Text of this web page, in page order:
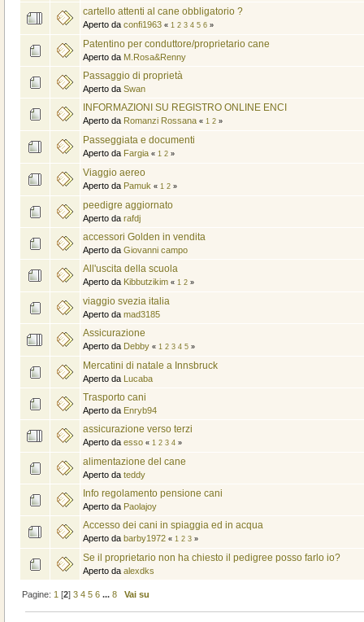
cartello attenti al cane obbligatorio ?
Aperto da confi1963 « 1 2 3 4 5 6»
Patentino per conduttore/proprietario cane
Aperto da M.Rosa&Renny
Passaggio di proprietà
Aperto da Swan
INFORMAZIONI SU REGISTRO ONLINE ENCI
Aperto da Romanzi Rossana « 1 2»
Passeggiata e documenti
Aperto da Fargia « 1 2»
Viaggio aereo
Aperto da Pamuk « 1 2»
peedigre aggiornato
Aperto da rafdj
accessori Golden in vendita
Aperto da Giovanni campo
All'uscita della scuola
Aperto da Kibbutzikim « 1 2»
viaggio svezia italia
Aperto da mad3185
Assicurazione
Aperto da Debby « 1 2 3 4 5»
Mercatini di natale a Innsbruck
Aperto da Lucaba
Trasporto cani
Aperto da Enryb94
assicurazione verso terzi
Aperto da esso « 1 2 3 4»
alimentazione del cane
Aperto da teddy
Info regolamento pensione cani
Aperto da Paolajoy
Accesso dei cani in spiaggia ed in acqua
Aperto da barby1972 « 1 2 3»
Se il proprietario non ha chiesto il pedigree posso farlo io?
Aperto da alexdks
Pagine: 1 [2]3 4 5 6 ...8 Vai su